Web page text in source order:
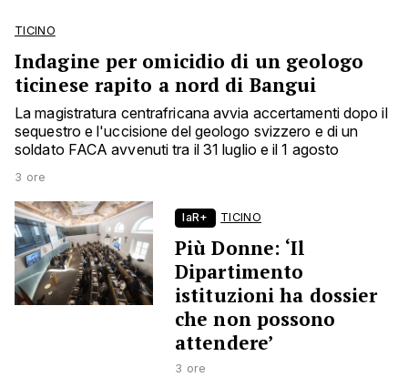
TICINO
Indagine per omicidio di un geologo
ticinese rapito a nord di Bangui
La magistratura centrafricana avvia accertamenti dopo il
sequestro e l'uccisione del geologo svizzero e di un
soldato FACA avvenuti tra il 31 luglio e il 1 agosto
3 ore
laR+ TICINO
Più Donne: ‘Il
Dipartimento
istituzioni ha dossier
che non possono
attendere’
3 ore